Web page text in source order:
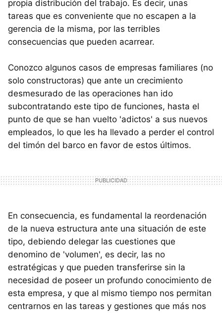
propia distribución del trabajo. Es decir, unas
tareas que es conveniente que no escapen a la
gerencia de la misma, por las terribles
consecuencias que pueden acarrear.
Conozco algunos casos de empresas familiares (no
solo constructoras) que ante un crecimiento
desmesurado de las operaciones han ido
subcontratando este tipo de funciones, hasta el
punto de que se han vuelto 'adictos' a sus nuevos
empleados, lo que les ha llevado a perder el control
del timón del barco en favor de estos últimos.
En consecuencia, es fundamental la reordenación
de la nueva estructura ante una situación de este
tipo, debiendo delegar las cuestiones que
denomino de 'volumen', es decir, las no
estratégicas y que pueden transferirse sin la
necesidad de poseer un profundo conocimiento de
esta empresa, y que al mismo tiempo nos permitan
centrarnos en las tareas y gestiones que más nos